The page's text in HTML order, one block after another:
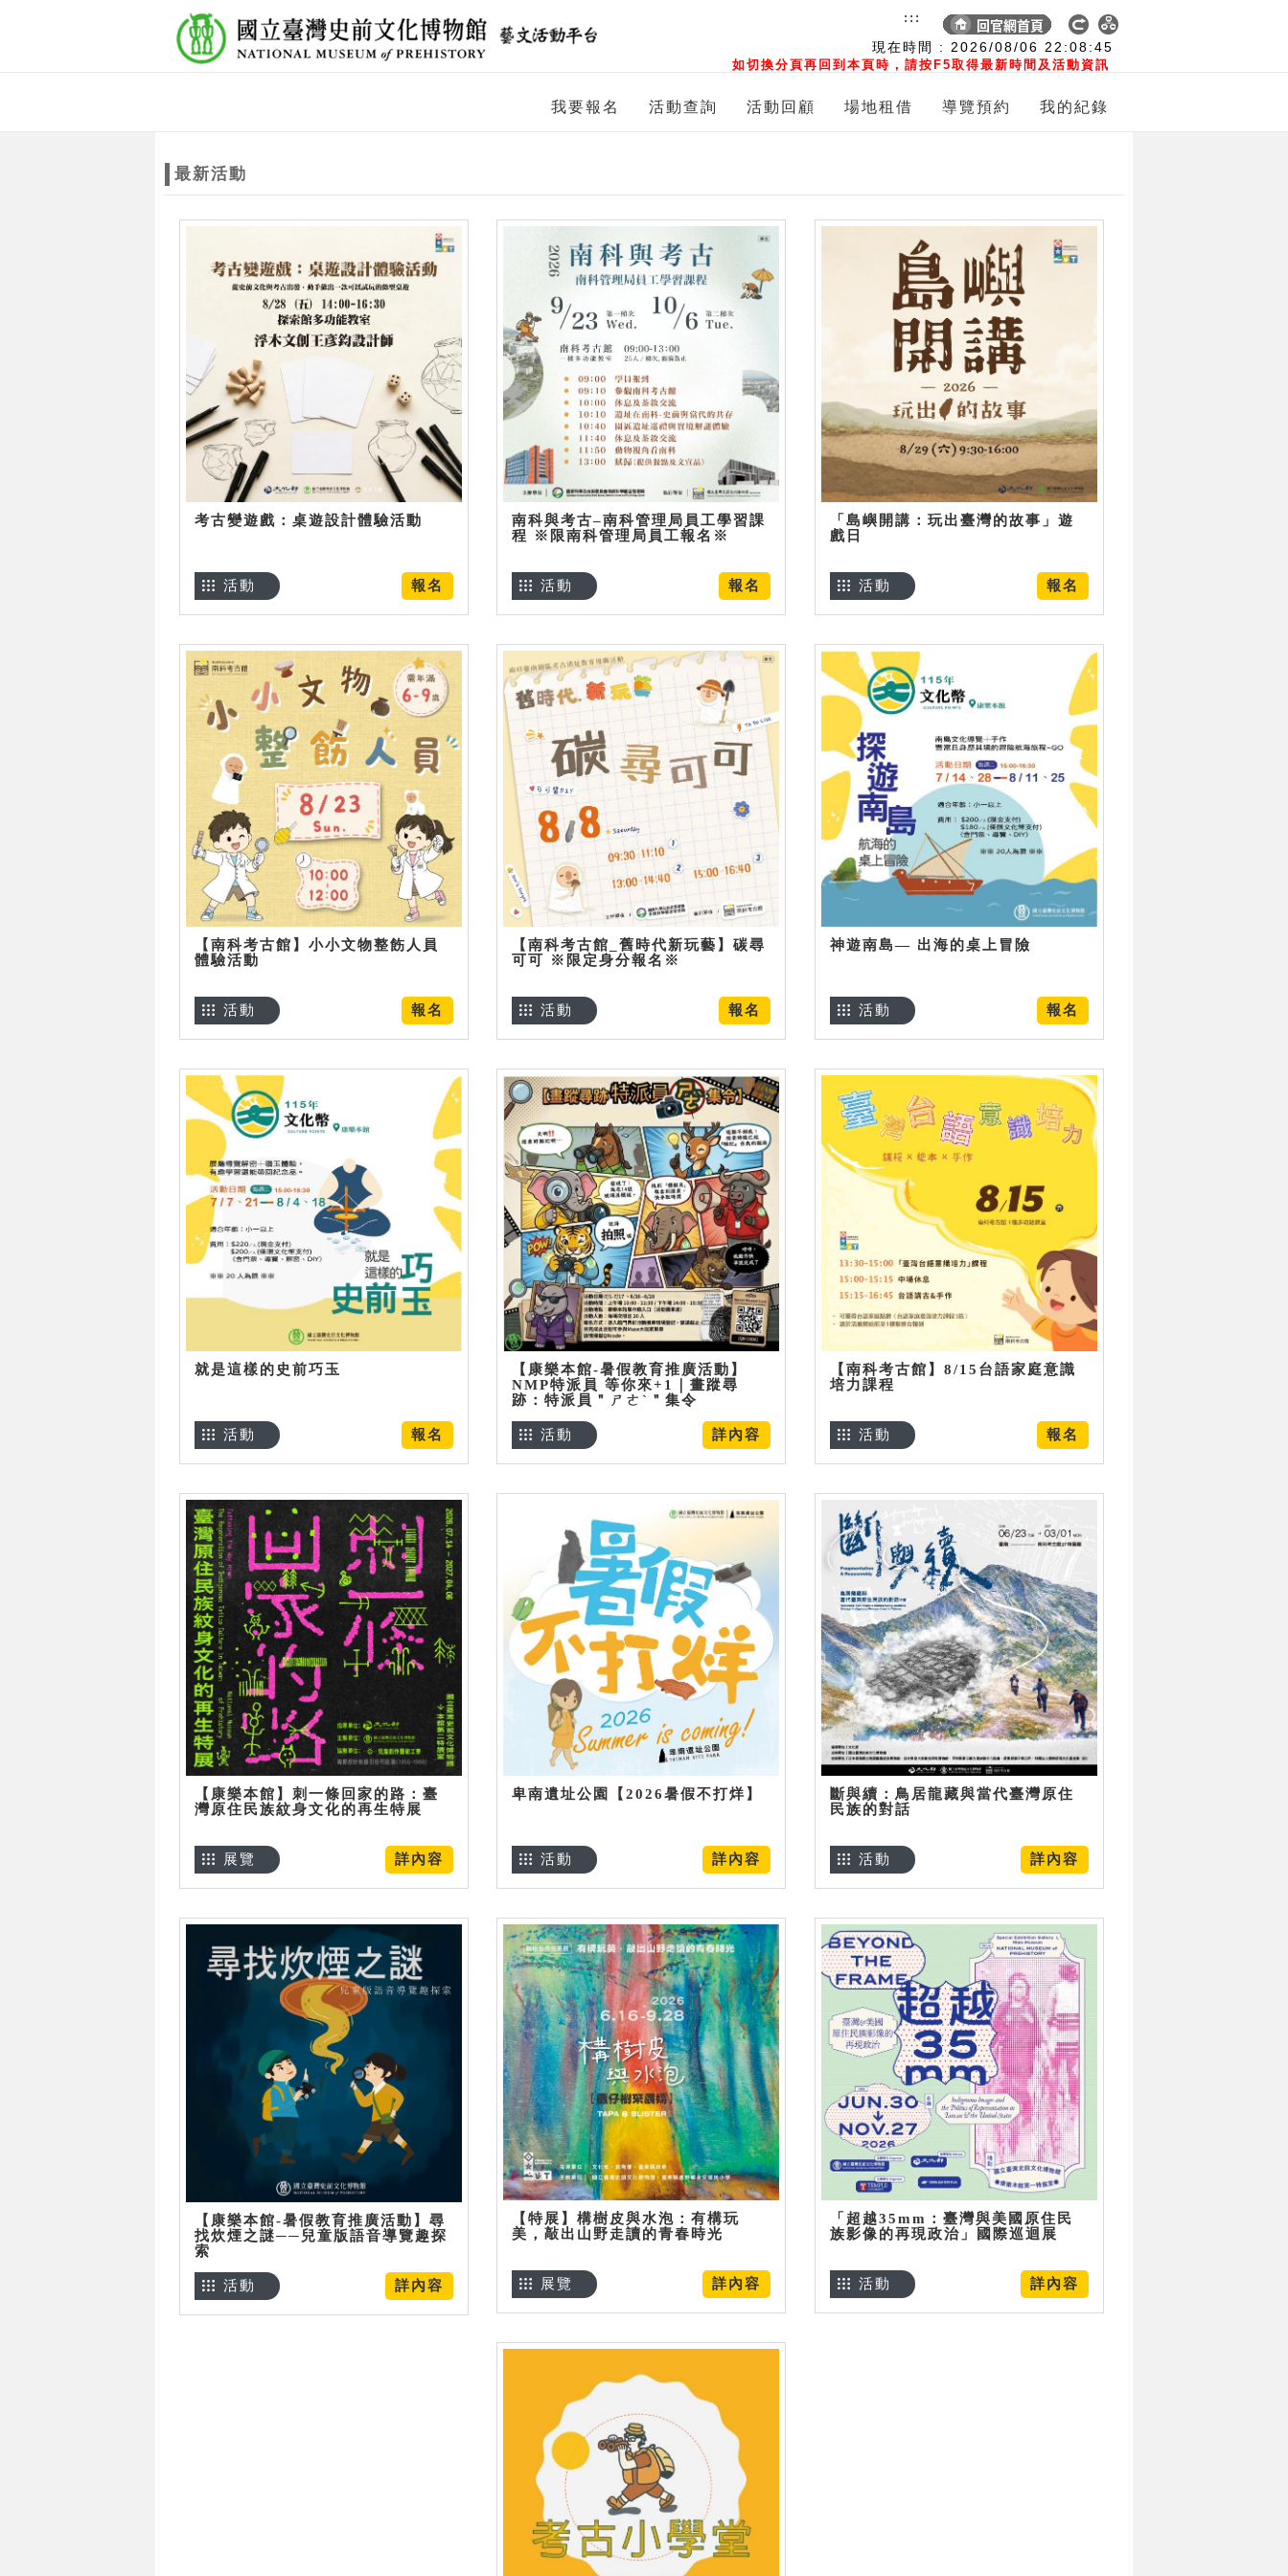
現在時間 : 2026/08/06 22:08:46
如切換分頁再回到本頁時，請按F5取得最新時間及活動資訊
:::
我要報名 活動查詢 活動回顧 場地租借 導覽預約 我的紀錄
最新活動
考古變遊戲：桌遊設計體驗活動
報名
活動
南科與考古–南科管理局員工學習課
程 ※限南科管理局員工報名※
報名
活動
「島嶼開講：玩出臺灣的故事」遊
戲日
報名
活動
【南科考古館】小小文物整飭人員
體驗活動
報名
活動
【南科考古館_舊時代新玩藝】碳尋
可可 ※限定身分報名※
報名
活動
神遊南島— 出海的桌上冒險
報名
活動
就是這樣的史前巧玉
報名
活動
【康樂本館-暑假教育推廣活動】
NMP特派員 等你來+1｜畫蹤尋
跡：特派員＂ㄕㄜˋ＂集令
詳內容
活動
【南科考古館】8/15台語家庭意識
培力課程
報名
活動
【康樂本館】刺一條回家的路：臺
灣原住民族紋身文化的再生特展
詳內容
展覽
卑南遺址公園【2026暑假不打烊】
詳內容
活動
斷與續：鳥居龍藏與當代臺灣原住
民族的對話
詳內容
活動
【康樂本館-暑假教育推廣活動】尋
找炊煙之謎──兒童版語音導覽趣探
索
詳內容
活動
【特展】構樹皮與水泡：有構玩
美，敲出山野走讀的青春時光
詳內容
展覽
「超越35mm：臺灣與美國原住民
族影像的再現政治」國際巡迴展
詳內容
活動